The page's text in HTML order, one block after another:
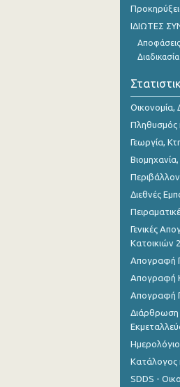
ΙΔΙΩΤΕΣ
Οικονομία,
Πληθυσμός
Γεωργία,
Περιβάλλον
Διεθνές
Γενικές
Κατοικιών
Απογραφή
Απογραφή
Απογραφή
Διάρθρωση
Κατάλογος
SDDS -